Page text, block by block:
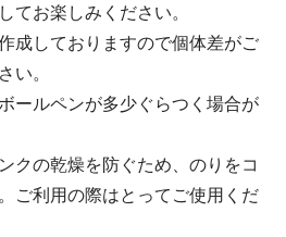
てお楽しみください。
成しておりますので個体差がご
い。
ールペンが多少ぐらつく場合が
クの乾燥を防ぐため、のりをコ
ご利用の際はとってご使用くだ